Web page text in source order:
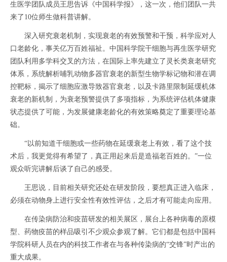
生医学团队成员王思告诉《中国科学报》，这一次，他们团队一共
来了10位师生做科普讲解。
深入研究衰老机制，实现衰老的有效预警和干预，科学应对人
口老龄化，事关亿万百姓福祉。中国科学院干细胞与再生医学研究
团队利用多学科交叉的方法，在国际上率先建立了灵长类衰老研究
体系，系统解析哺乳动物多器官衰老的新型生物学标记物和潜在调
控靶标，揭示了细胞应激导致器官衰老，以及卡路里限制延缓机体
衰老的新机制，为衰老预警提供了多项指标，为系统评估机体健康
状态提供了可能，为发展健康老龄化的有效策略奠定了重要理论基
础。
“以前知道干细胞或一些药物在延缓衰老上有效，看了这个技
术后，我更觉得有希望了，真正用起来后是造福老百姓的。”一位
观众听完讲解后谈了自己的感受。
王思说，目前相关研究还处在研发阶段，要想真正进入临床，
必须在动物身上进行安全性有效性评估，之后才有可能走向应用。
在传染病防治和疫苗研发的相关展区，展台上各种病毒的原模
型、药物疫苗的样品吸引不少观众参观了解。它们都是包括中国科
学院科研人员在内的科技工作者在与各种传染病的“交锋”时产出的
重大成果。